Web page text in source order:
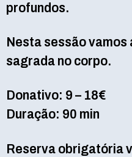
profundos.
Nesta sessão
sagrada no corpo.
Donativo: 9 – 18€
Duração: 90 min
Reserva obrigatória